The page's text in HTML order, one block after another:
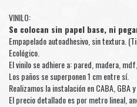
VINILO:
Se colocan sin papel base, ni
Empapelado autoadhesivo, sin textura.
Ecológico.
El vinilo se adhiere a: pared, madera,
Los paños se superponen 1 cm entre sí.
Realizamos la instalación en CABA, GBA
El precio detallado es por metro lineal,